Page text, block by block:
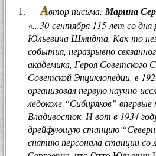
Поэты
Из
Другие
Из
Автор письма: Марина
«...30 сентября 115 лет со
Юльевича Шмидта. Как-то
события, неразрывно
академика, Героя Советского
Советской Энциклопедии, в
организовал первую научно-
ледоколе “Сибиряков”
Владивосток. И вот в 1934
дрейфующую станцию
снятию персонала станции со